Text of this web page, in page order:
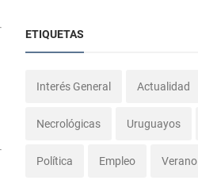
ETIQUETAS
Interés General Actualidad
Necrológicas Uruguayos
Política Empleo Verano